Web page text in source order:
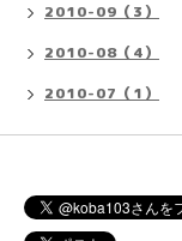
2010-09（3）
2010-08（4）
2010-07（1）